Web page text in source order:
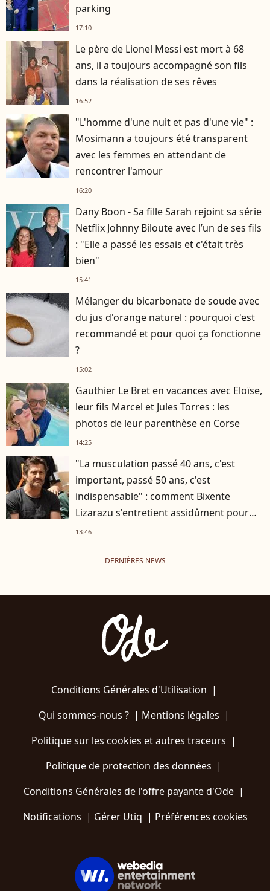
parking
17:10
Le père de Lionel Messi est mort à 68
ans, il a toujours accompagné son fils
dans la réalisation de ses rêves
16:52
"L'homme d'une nuit et pas d'une vie" :
Mosimann a toujours été transparent
avec les femmes en attendant de
rencontrer l'amour
16:20
Dany Boon - Sa fille Sarah rejoint sa série
Netflix Johnny Biloute avec l’un de ses fils
: "Elle a passé les essais et c'était très
bien"
15:41
Mélanger du bicarbonate de soude avec
du jus d'orange naturel : pourquoi c'est
recommandé et pour quoi ça fonctionne
?
15:02
Gauthier Le Bret en vacances avec Eloïse,
leur fils Marcel et Jules Torres : les
photos de leur parenthèse en Corse
14:25
"La musculation passé 40 ans, c'est
important, passé 50 ans, c'est
indispensable" : comment Bixente
Lizarazu s'entretient assidûment pour
rester musclé à 56 ans ?
13:46
DERNIÈRES NEWS
Conditions Générales d'Utilisation |
Qui sommes-nous ?| Mentions légales |
Politique sur les cookies et autres traceurs |
Politique de protection des données |
Conditions Générales de l'offre payante d'Ode |
Notifications | Gérer Utiq | Préférences cookies